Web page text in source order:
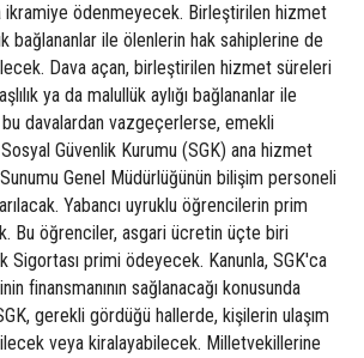
ikramiye ödenmeyecek. Birleştirilen hizmet
bağlananlar ile ölenlerin hak sahiplerine de
Dava açan, birleştirilen hizmet süreleri
ya da malullük aylığı bağlananlar ile
davalardan vazgeçerlerse, emekli
Güvenlik Kurumu (SGK) ana hizmet
Genel Müdürlüğünün bilişim personeli
Yabancı uyruklu öğrencilerin prim
Bu öğrenciler, asgari ücretin üçte biri
Sigortası primi ödeyecek. Kanunla, SGK'ca
finansmanının sağlanacağı konusunda
gerekli gördüğü hallerde, kişilerin ulaşım
veya kiralayabilecek. Milletvekillerine